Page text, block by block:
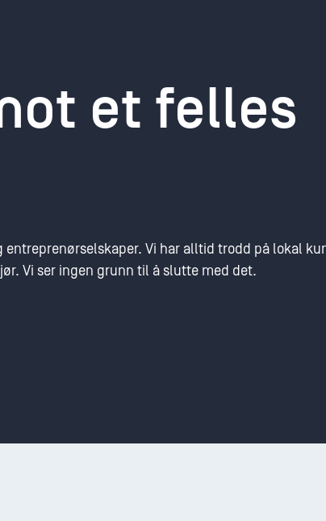
et felles
Vi har alltid trodd på lokal
Vi ser ingen grunn til å slutte med det.